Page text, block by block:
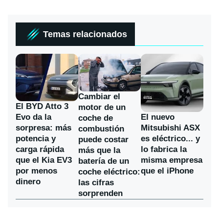
Temas relacionados
El BYD Atto 3
Evo da la
sorpresa: más
potencia y
carga rápida
que el Kia EV3
por menos
dinero
Cambiar el
motor de un
coche de
combustión
puede costar
más que la
batería de un
coche eléctrico:
las cifras
sorprenden
El nuevo
Mitsubishi ASX
es eléctrico... y
lo fabrica la
misma empresa
que el iPhone